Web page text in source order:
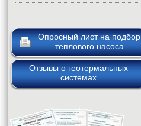
Опросный лист на подбор
теплового насоса
Отзывы о геотермальных
системах